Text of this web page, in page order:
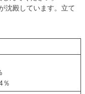
沈殿しています。立て
％